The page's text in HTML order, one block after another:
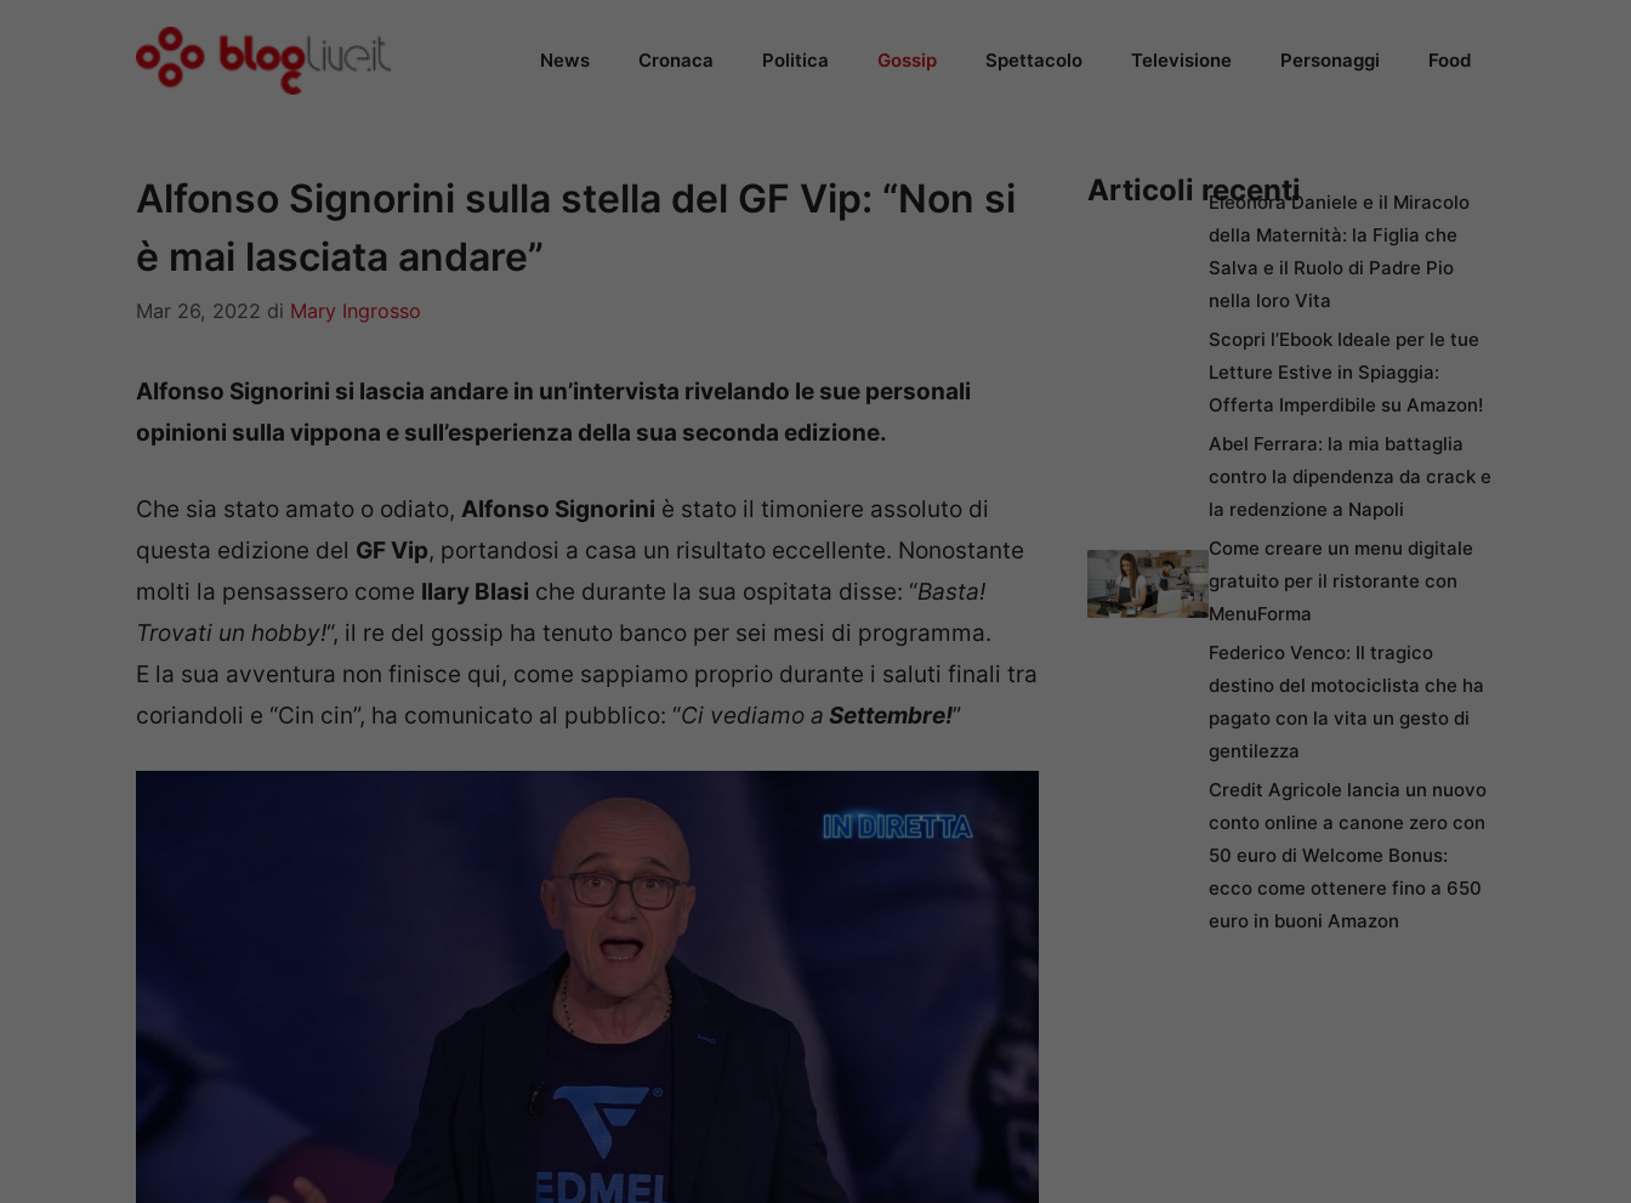
News Cronaca Politica Gossip Spettacolo Televisione Personaggi Food
Alfonso Signorini sulla stella del GF Vip: “Non si
è mai lasciata andare”
Mar 26, 2022 di Mary Ingrosso
Alfonso Signorini si lascia andare in un’intervista rivelando le sue personali
opinioni sulla vippona e sull’esperienza della sua seconda edizione.
Che sia stato amato o odiato, Alfonso Signorini è stato il timoniere assoluto di
questa edizione del GF Vip, portandosi a casa un risultato eccellente. Nonostante
molti la pensassero come Ilary Blasi che durante la sua ospitata disse: “Basta!
Trovati un hobby!“, il re del gossip ha tenuto banco per sei mesi di programma.
E la sua avventura non finisce qui, come sappiamo proprio durante i saluti finali tra
coriandoli e “Cin cin”, ha comunicato al pubblico: “Ci vediamo a Settembre!”
Articoli recentiEleonora Daniele e il Miracolo
della Maternità: la Figlia che
Salva e il Ruolo di Padre Pio
nella loro Vita
Scopri l’Ebook Ideale per le tue
Letture Estive in Spiaggia:
Offerta Imperdibile su Amazon!
Abel Ferrara: la mia battaglia
contro la dipendenza da crack e
la redenzione a Napoli
Come creare un menu digitale
gratuito per il ristorante con
MenuForma
Federico Venco: Il tragico
destino del motociclista che ha
pagato con la vita un gesto di
gentilezza
Credit Agricole lancia un nuovo
conto online a canone zero con
50 euro di Welcome Bonus:
ecco come ottenere fino a 650
euro in buoni Amazon